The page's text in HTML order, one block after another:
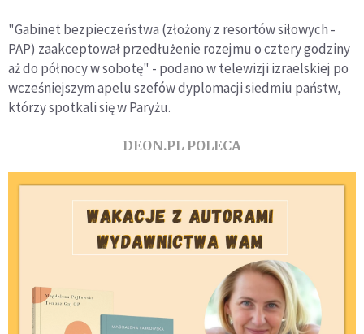
"Gabinet bezpieczeństwa (złożony z resortów siłowych -
PAP) zaakceptował przedłużenie rozejmu o cztery godziny
aż do północy w sobotę" - podano w telewizji izraelskiej po
wcześniejszym apelu szefów dyplomacji siedmiu państw,
którzy spotkali się w Paryżu.
DEON.PL POLECA